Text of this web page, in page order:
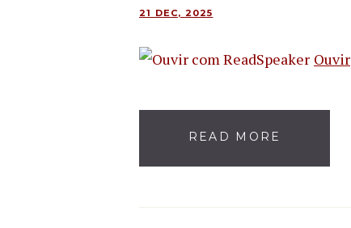
21 DEC, 2025
Ouvir
READ MORE